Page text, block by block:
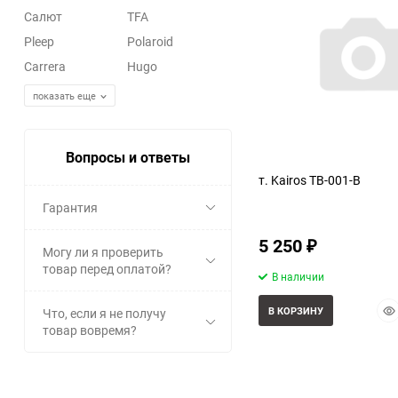
Салют
TFA
Pleep
Polaroid
Carrera
Hugo
показать еще
Вопросы и ответы
Гарантия
Могу ли я проверить
товар перед оплатой?
Что, если я не получу
товар вовремя?
т. Kairos TB-001-B
5 250 ₽
В наличии
В КОРЗИНУ